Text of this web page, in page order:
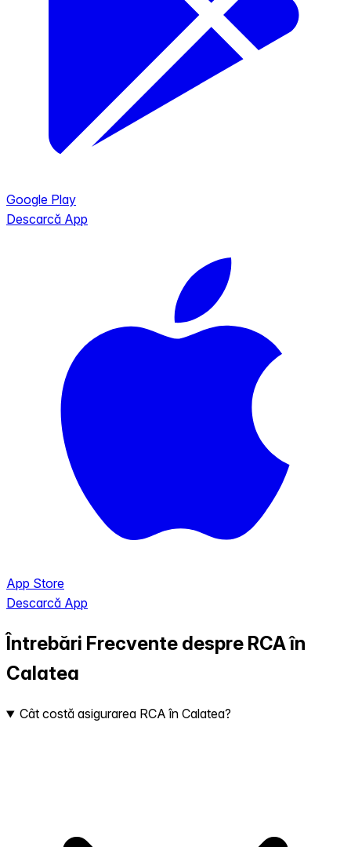
Google Play
Descarcă App
App Store
Descarcă App
Întrebări Frecvente despre RCA în
Calatea
Cât costă asigurarea RCA în Calatea?